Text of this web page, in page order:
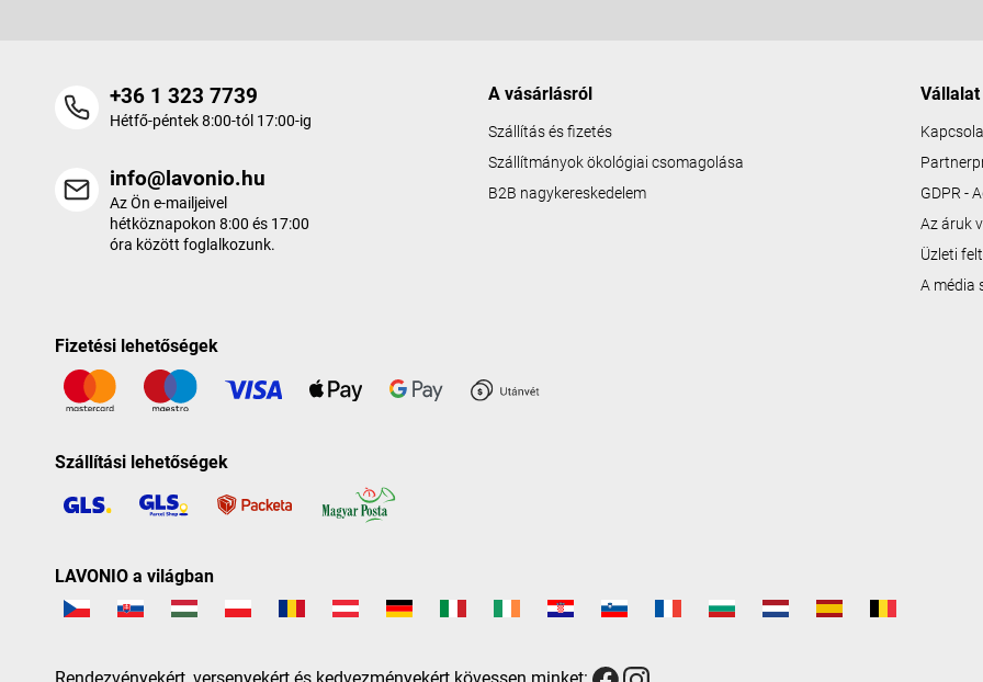
+36 1 323 7739
Hétfő-péntek 8:00-tól 17:00-ig
info@lavonio.hu
Az Ön e-mailjeivel
hétköznapokon 8:00 és 17:00
óra között foglalkozunk.
A vásárlásról
Szállítás és fizetés
Szállítmányok ökológiai csomagolása
B2B nagykereskedelem
Vállalat
GDPR -
Az áruk
Üzleti
A média
Fizetési lehetőségek
Szállítási lehetőségek
LAVONIO a világban